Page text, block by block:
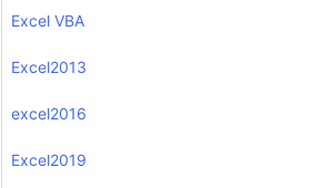
Excel VBA
Excel2013
excel2016
Excel2019